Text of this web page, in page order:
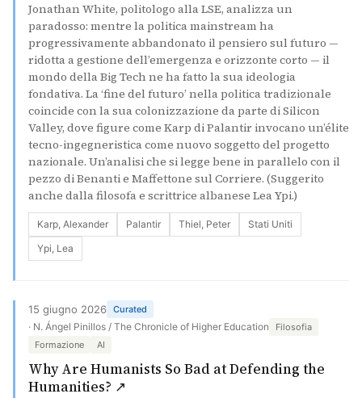
Jonathan White, politologo alla LSE, analizza un
paradosso: mentre la politica mainstream ha
progressivamente abbandonato il pensiero sul futuro —
ridotta a gestione dell’emergenza e orizzonte corto — il
mondo della Big Tech ne ha fatto la sua ideologia
fondativa. La ‘fine del futuro’ nella politica tradizionale
coincide con la sua colonizzazione da parte di Silicon
Valley, dove figure come Karp di Palantir invocano un’élite
tecno-ingegneristica come nuovo soggetto del progetto
nazionale. Un’analisi che si legge bene in parallelo con il
pezzo di Benanti e Maffettone sul Corriere. (Suggerito
anche dalla filosofa e scrittrice albanese Lea Ypi.)
Karp, Alexander Palantir Thiel, Peter
Stati Uniti
Ypi, Lea
15 giugno 2026 Curated
· N. Ángel Pinillos / The Chronicle of Higher Education
Filosofia
Formazione
AI
Why Are Humanists So Bad at Defending the
Humanities? ↗